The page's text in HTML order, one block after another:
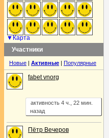
▼Карта
Участники
Новые | Активные | Популярные
fabet vnorg
активность 4 ч., 22 мин.
назад
Пётр Вечеров